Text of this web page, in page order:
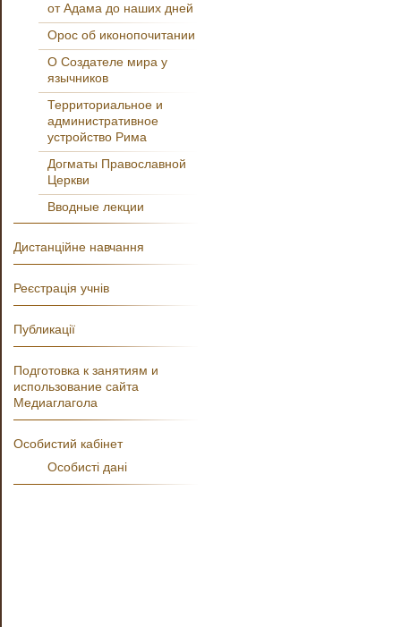
от Адама до наших дней
Орос об иконопочитании
О Создателе мира у
язычников
Территориальное и
административное
устройство Рима
Догматы Православной
Церкви
Вводные лекции
Дистанційне навчання
Реєстрація учнів
Публикації
Подготовка к занятиям и
использование сайта
Медиаглагола
Особистий кабінет
Особисті дані